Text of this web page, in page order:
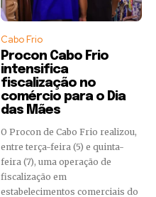
Cabo Frio
Procon Cabo Frio
intensifica
fiscalização no
comércio para o Dia
das Mães
O Procon de Cabo Frio realizou,
entre terça-feira (5) e quinta-
feira (7), uma operação de
fiscalização em
estabelecimentos comerciais do